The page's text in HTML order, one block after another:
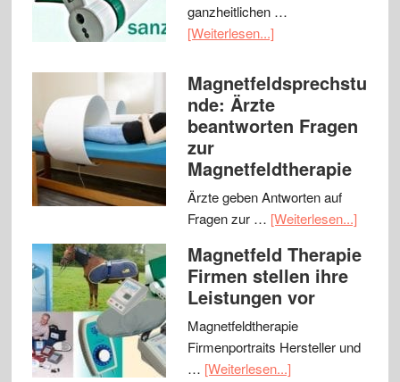
ganzheitlichen …
[Weiterlesen...]
Magnetfeldsprechstu
nde: Ärzte
beantworten Fragen
zur
Magnetfeldtherapie
Ärzte geben Antworten auf
Fragen zur … [Weiterlesen...]
Magnetfeld Therapie
Firmen stellen ihre
Leistungen vor
Magnetfeldtherapie
Firmenportraits Hersteller und
… [Weiterlesen...]